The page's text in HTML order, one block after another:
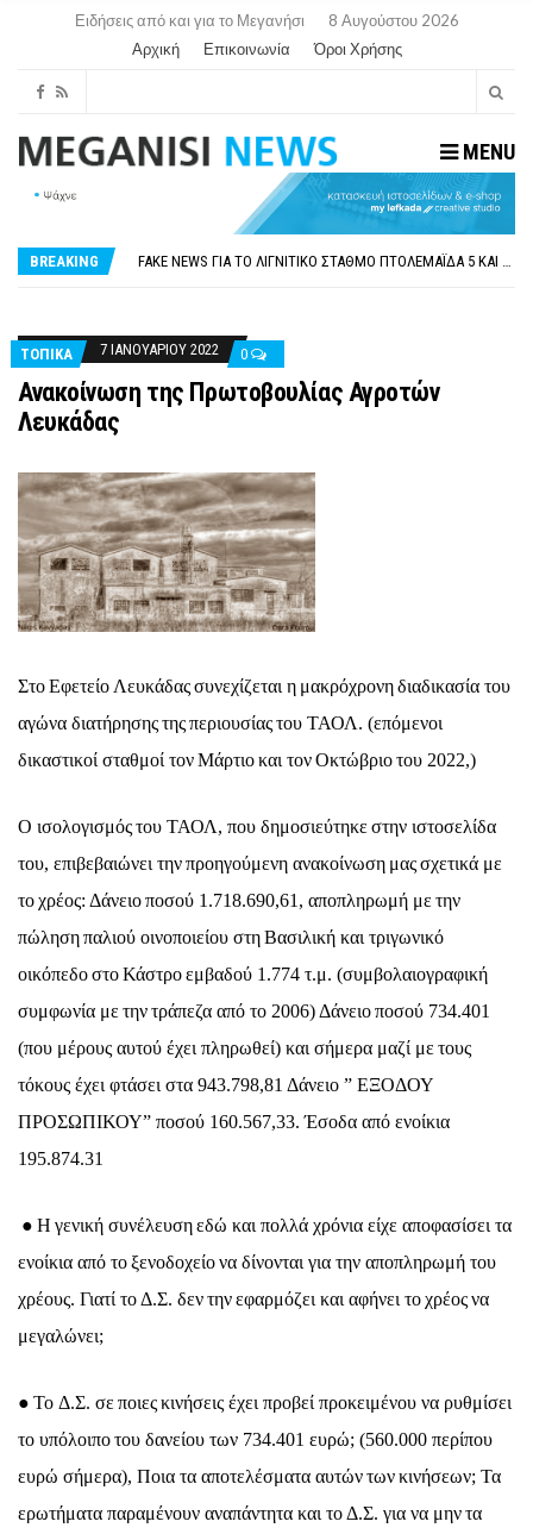
Ειδήσεις από και για το Μεγανήσι
8 Αυγούστου 2026
Αρχική
Επικοινωνία Όροι Χρήσης
MENU
BREAKING
ΠΑΡΑΙΤΉΘΗΚΕ Η ΑΝΤΙΔΉΜΑΡΧΟΣ ΠΟΛΙΤΙΣΜΟΎ ΜΕΓΑΝΗΣΊΟΥ Κ . ΕΥΑΓΓΕΛΊΑ ΜΕΛΆ. Η ΕΠΙΣΤΟΛΉ ΤΗΣ ΠΑΡΑΊΤΗΣΗΣ
FAKE NEWS ΓΙΑ ΤΟ ΛΙΓΝΙΤΙΚΌ ΣΤΑΘΜΌ ΠΤΟΛΕΜΑΪ́ΔΑ 5 ΚΑΙ ΤΗΝ ΕΝΕΡΓΕΙΑΚΉ ΑΣΦΆΛΕΙΑ ΤΗΣ ΧΏΡΑΣ
ΤΟΠΙΚΑ
7 ΙΑΝΟΥΑΡΊΟΥ 2022 0
Ανακοίνωση της Πρωτοβουλίας Αγροτών
Λευκάδας
ΣτοΕφετείο Λευκάδαςσυνεχίζεται η μακρόχρονηδιαδικασία του
αγώνα διατήρησηςτηςπεριουσίαςτου ΤΑΟΛ. (επόμενοι
δικαστικοί σταθμοί τονΜάρτιοκαι τονΟκτώβριοτου 2022,)
Ο ισολογισμόςτου ΤΑΟΛ, που δημοσιεύτηκε στην ιστοσελίδα
του, επιβεβαιώνει τηνπροηγούμενη ανακοίνωση μαςσχετικά με
τοχρέος: Δάνειοποσού 1.718.690,61, αποπληρωμή με την
πώλησηπαλιού οινοποιείου στηΒασιλική και τριγωνικό
οικόπεδοστοΚάστροεμβαδού 1.774 τ.μ. (συμβολαιογραφική
συμφωνία με τηντράπεζα από το 2006) Δάνειοποσού 734.401
(που μέρους αυτού έχει πληρωθεί) και σήμερα μαζί με τους
τόκους έχει φτάσει στα 943.798,81 Δάνειο ” ΕΞΟΔΟΥ
ΠΡΟΣΩΠΙΚΟΥ” ποσού 160.567,33. Έσοδα από ενοίκια
195.874.31
● Η γενική συνέλευσηεδώ και πολλά χρόνια είχε αποφασίσει τα
ενοίκια από τοξενοδοχείονα δίνονται για την αποπληρωμή του
χρέους. Γιατί το Δ.Σ. δεντηνεφαρμόζει και αφήνει τοχρέοςνα
μεγαλώνει;
● To Δ.Σ. σε ποιεςκινήσεις έχει προβεί προκειμένου να ρυθμίσει
το υπόλοιποτου δανείου των 734.401 ευρώ; (560.000 περίπου
ευρώ σήμερα), Ποια τα αποτελέσματα αυτώντωνκινήσεων; Τα
ερωτήματα παραμένουν αναπάντητα και το Δ.Σ. για να μηντα